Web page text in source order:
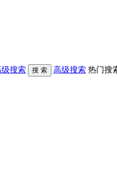
搜索 高级搜索 热门搜